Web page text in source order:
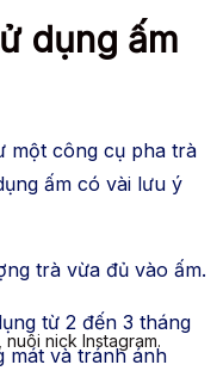
nick Instagram.
dụng ấm
một công cụ pha trà
ấm có vài lưu ý
trà vừa đủ vào ấm.
từ 2 đến 3 tháng
mát và tránh ánh